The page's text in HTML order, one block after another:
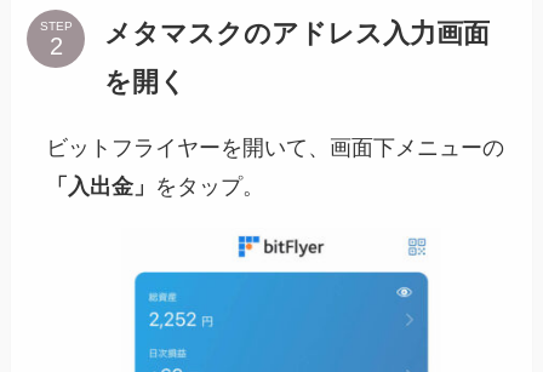
STEP
メタマスクのアドレス入力画面
を開く
ビットフライヤーを開いて、画面下メニューの
「入出金」 をタップ。